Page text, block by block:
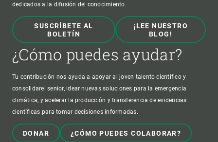
dedicados a la difusión del conocimiento.
SUSCRÍBETE AL
BOLETÍN
¡LEE NUESTRO
BLOG!
¿Cómo puedes ayudar?
Tu contribución nos ayuda a apoyar al joven talento científico y
consolidarel senior, idear nuevas soluciones para la emergencia
climática, y acelerar la producción y transferencia de evidencias
científicas para tomar decisiones informadas.
DONAR ¿CÓMO PUEDES COLABORAR?